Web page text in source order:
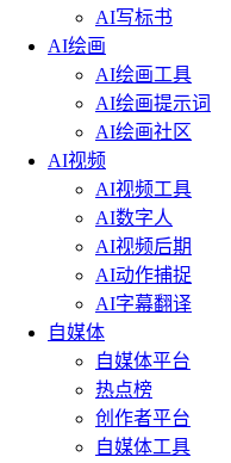
AI写标书
AI绘画
AI绘画工具
AI绘画提示词
AI绘画社区
AI视频
AI视频工具
AI数字人
AI视频后期
AI动作捕捉
AI字幕翻译
自媒体
自媒体平台
热点榜
创作者平台
自媒体工具